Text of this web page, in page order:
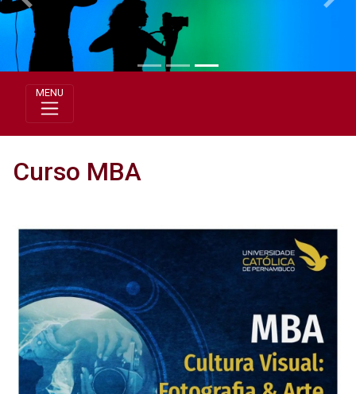
Previous Next
MENU
Curso MBA